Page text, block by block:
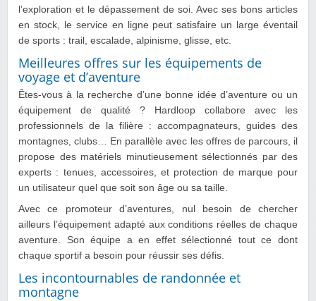
l’exploration et le dépassement de soi. Avec ses bons articles
en stock, le service en ligne peut satisfaire un large éventail
de sports : trail, escalade, alpinisme, glisse, etc.
Meilleures offres sur les équipements de
voyage et d’aventure
Êtes-vous à la recherche d’une bonne idée d’aventure ou un
équipement de qualité ? Hardloop collabore avec les
professionnels de la filière : accompagnateurs, guides des
montagnes, clubs… En parallèle avec les offres de parcours, il
propose des matériels minutieusement sélectionnés par des
experts : tenues, accessoires, et protection de marque pour
un utilisateur quel que soit son âge ou sa taille.
Avec ce promoteur d’aventures, nul besoin de chercher
ailleurs l’équipement adapté aux conditions réelles de chaque
aventure. Son équipe a en effet sélectionné tout ce dont
chaque sportif a besoin pour réussir ses défis.
Les incontournables de randonnée et
montagne